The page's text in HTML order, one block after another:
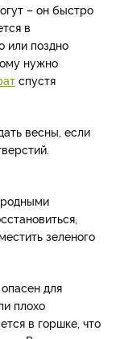
– он быстро
в
или поздно
нужно
спустя
весны, если
зеленого
для
плохо
в горшке, что